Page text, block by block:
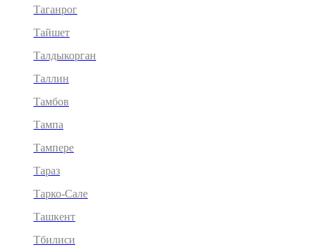
Таганрог
Тайшет
Талдыкорган
Таллин
Тамбов
Тампа
Тампере
Тараз
Тарко-Сале
Ташкент
Тбилиси